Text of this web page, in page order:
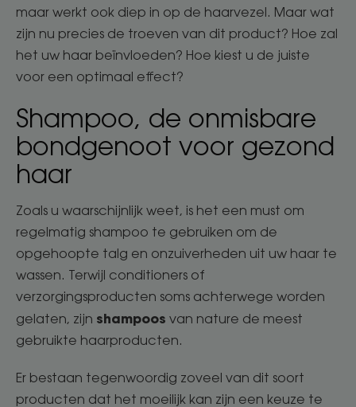
maar werkt ook diep in op de haarvezel. Maar wat
zijn nu precies de troeven van dit product? Hoe zal
het uw haar beïnvloeden? Hoe kiest u de juiste
voor een optimaal effect?
Shampoo, de onmisbare
bondgenoot voor gezond
haar
Zoals u waarschijnlijk weet, is het een must om
regelmatig shampoo te gebruiken om de
opgehoopte talg en onzuiverheden uit uw haar te
wassen. Terwijl conditioners of
verzorgingsproducten soms achterwege worden
gelaten, zijn shampoos van nature de meest
gebruikte haarproducten.
Er bestaan tegenwoordig zoveel van dit soort
producten dat het moeilijk kan zijn een keuze te